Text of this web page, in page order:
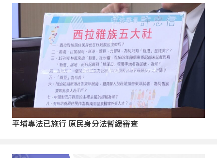
平埔專法已施行 原民身分法暫緩審查